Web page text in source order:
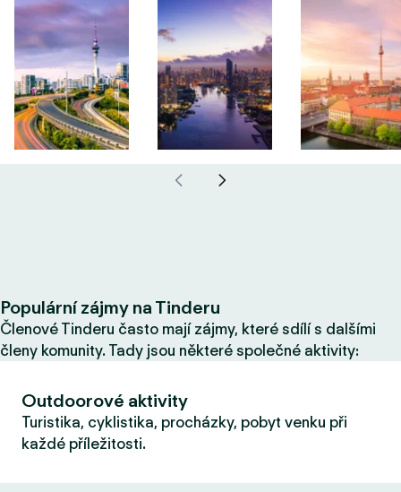
Populární zájmy na Tinderu
Členové Tinderu často mají zájmy, které sdílí s dalšími
členy komunity. Tady jsou některé společné aktivity:
Outdoorové aktivity
Turistika, cyklistika, procházky, pobyt venku při
každé příležitosti.